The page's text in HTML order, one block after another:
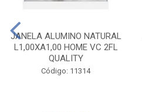
JANELA ALUMINO NATURAL
L1,00XA1,00 HOME VC 2FL
QUALITY
Código: 11314